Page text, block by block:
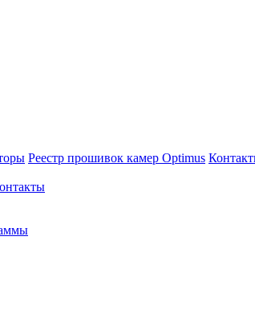
Реестр прошивок камер Optimus